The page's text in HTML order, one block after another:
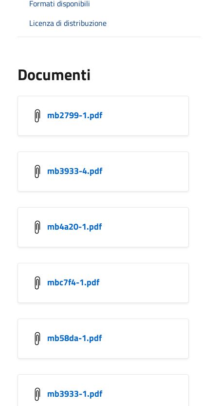
Formati disponibili
Licenza di distribuzione
Documenti
mb2799-1.pdf
mb3933-4.pdf
mb4a20-1.pdf
mbc7f4-1.pdf
mb58da-1.pdf
mb3933-1.pdf